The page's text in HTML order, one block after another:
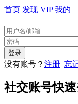
首页 发现 VIP 我的
没有账号？ 注册 忘
社交账号快